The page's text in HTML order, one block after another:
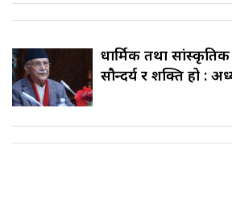
धार्मिक तथा सांस्कृतिक
सौन्दर्य र शक्ति हो :